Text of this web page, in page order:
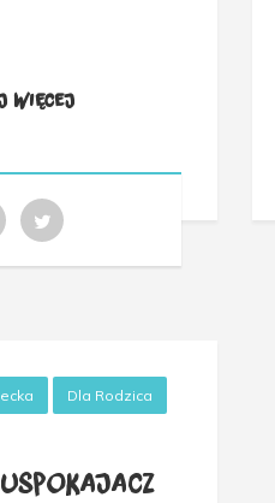
więcej
Dla Rodzica